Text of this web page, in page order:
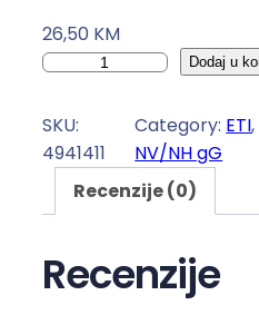
26,50 KM
N
l
k
a
N
Dodaj u
SKU:
4941411
Category: ETI,
NV/NH gG
Recenzije (0)
Recenzije